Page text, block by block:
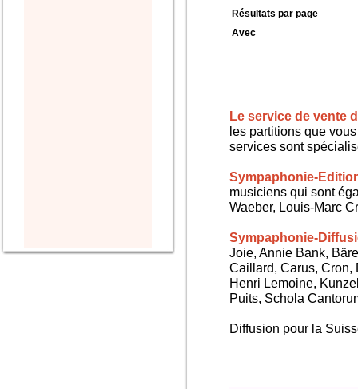
Résultats par page
Avec
Le service de vente
les partitions que
services sont
Sympaphonie-
musiciens qui sont
Waeber, Louis-Marc
Sympaphonie-
Joie, Annie Bank,
Caillard, Carus, Cron,
Henri Lemoine,
Puits, Schola
Diffusion pour la